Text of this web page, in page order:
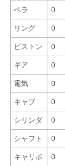
ペラ 0
リング 0
ピストン 0
ギア 0
電気 0
キャブ 0
シリンダ 0
シャフト 0
キャリボ 0